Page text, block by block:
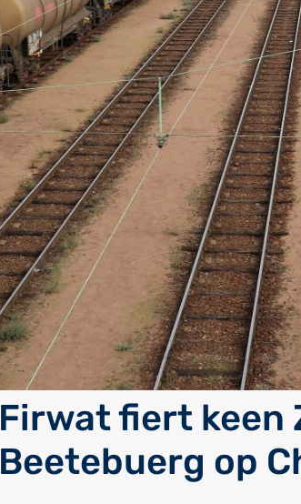
Firwat fiert keen
Beetebuerg op